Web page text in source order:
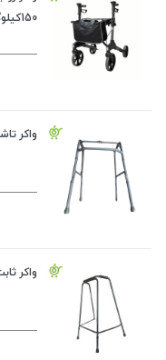
150کیلوگرم)
واکر
واکر